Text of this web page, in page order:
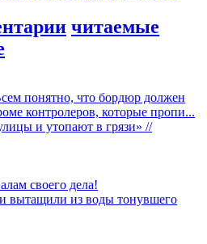
читаемые
понятно, что бордюр должен
контролеров, которые пропи...
и утопают в грязи» //
своего дела!
вытащили из воды тонувшего